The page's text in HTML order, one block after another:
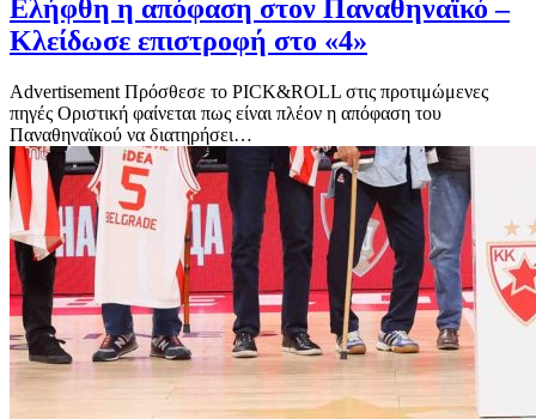
Ελήφθη η απόφαση στον Παναθηναϊκό –
Κλείδωσε επιστροφή στο «4»
Advertisement Πρόσθεσε το PICK&ROLL στις προτιμώμενες
πηγές Οριστική φαίνεται πως είναι πλέον η απόφαση του
Παναθηναϊκού να διατηρήσει…